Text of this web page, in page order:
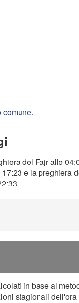
comune.
del Fajr alle
e la preghiera
in base al
stagionali